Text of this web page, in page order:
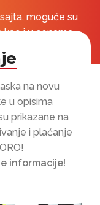
na novu
u opisima
prikazane na
i plaćanje
informacije!
moguće su
kao i u cenama